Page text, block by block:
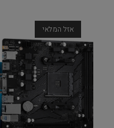
אזל המלאי